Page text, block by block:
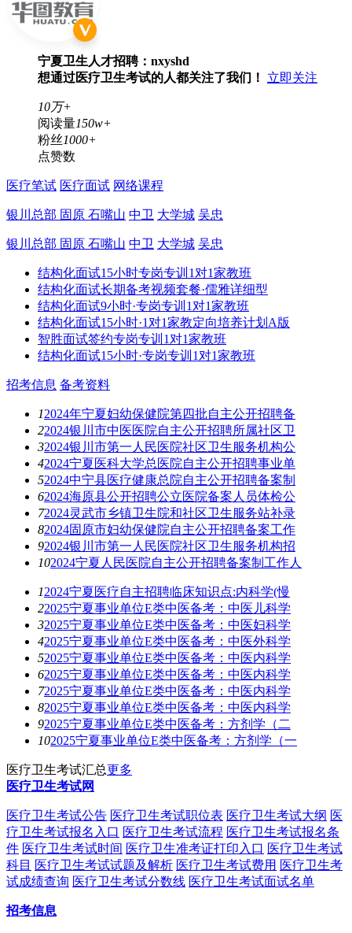
宁夏卫生人才招聘：nxyshd
想通过医疗卫生考试的人都关注了我们！
立即关注
10万+
阅读量150w+
粉丝1000+
点赞数
医疗笔试 医疗面试 网络课程
银川总部 固原 石嘴山 中卫 大学城 吴忠
银川总部 固原 石嘴山 中卫 大学城 吴忠
结构化面试15小时专岗专训1对1家教班
结构化面试长期备考视频套餐·儒雅详细型
结构化面试9小时·专岗专训1对1家教班
结构化面试15小时·1对1家教定向培养计划A版
智胜面试签约专岗专训1对1家教班
结构化面试15小时·专岗专训1对1家教班
招考信息 备考资料
12024年宁夏妇幼保健院第四批自主公开招聘备
22024银川市中医医院自主公开招聘所属社区卫
32024银川市第一人民医院社区卫生服务机构公
42024宁夏医科大学总医院自主公开招聘事业单
52024中宁县医疗健康总院自主公开招聘备案制
62024海原县公开招聘公立医院备案人员体检公
72024灵武市乡镇卫生院和社区卫生服务站补录
82024固原市妇幼保健院自主公开招聘备案工作
92024银川市第一人民医院社区卫生服务机构招
102024宁夏人民医院自主公开招聘备案制工作人
12024宁夏医疗自主招聘临床知识点:内科学(慢
22025宁夏事业单位E类中医备考：中医儿科学
32025宁夏事业单位E类中医备考：中医妇科学
42025宁夏事业单位E类中医备考：中医外科学
52025宁夏事业单位E类中医备考：中医内科学
62025宁夏事业单位E类中医备考：中医内科学
72025宁夏事业单位E类中医备考：中医内科学
82025宁夏事业单位E类中医备考：中医内科学
92025宁夏事业单位E类中医备考：方剂学（二
102025宁夏事业单位E类中医备考：方剂学（一
医疗卫生考试汇总更多
医疗卫生考试网
医疗卫生考试公告 医疗卫生考试职位表 医疗卫生考试大纲 医
疗卫生考试报名入口 医疗卫生考试流程 医疗卫生考试报名条
件 医疗卫生考试时间 医疗卫生准考证打印入口 医疗卫生考试
科目 医疗卫生考试试题及解析 医疗卫生考试费用 医疗卫生考
试成绩查询 医疗卫生考试分数线 医疗卫生考试面试名单
招考信息